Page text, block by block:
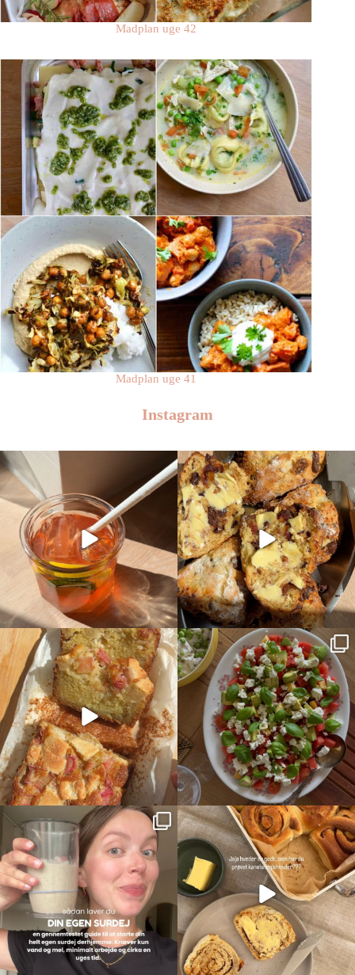
Madplan uge 42
Madplan uge 41
Instagram